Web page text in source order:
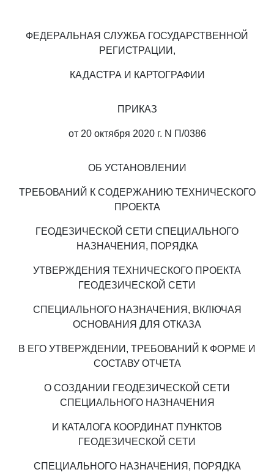
ФЕДЕРАЛЬНАЯ СЛУЖБА ГОСУДАРСТВЕННОЙ
РЕГИСТРАЦИИ,
КАДАСТРА И КАРТОГРАФИИ
ПРИКАЗ
от 20 октября 2020 г. N П/0386
ОБ УСТАНОВЛЕНИИ
ТРЕБОВАНИЙ К СОДЕРЖАНИЮ ТЕХНИЧЕСКОГО
ПРОЕКТА
ГЕОДЕЗИЧЕСКОЙ СЕТИ СПЕЦИАЛЬНОГО
НАЗНАЧЕНИЯ, ПОРЯДКА
УТВЕРЖДЕНИЯ ТЕХНИЧЕСКОГО ПРОЕКТА
ГЕОДЕЗИЧЕСКОЙ СЕТИ
СПЕЦИАЛЬНОГО НАЗНАЧЕНИЯ, ВКЛЮЧАЯ
ОСНОВАНИЯ ДЛЯ ОТКАЗА
В ЕГО УТВЕРЖДЕНИИ, ТРЕБОВАНИЙ К ФОРМЕ И
СОСТАВУ ОТЧЕТА
О СОЗДАНИИ ГЕОДЕЗИЧЕСКОЙ СЕТИ
СПЕЦИАЛЬНОГО НАЗНАЧЕНИЯ
И КАТАЛОГА КООРДИНАТ ПУНКТОВ
ГЕОДЕЗИЧЕСКОЙ СЕТИ
СПЕЦИАЛЬНОГО НАЗНАЧЕНИЯ, ПОРЯДКА